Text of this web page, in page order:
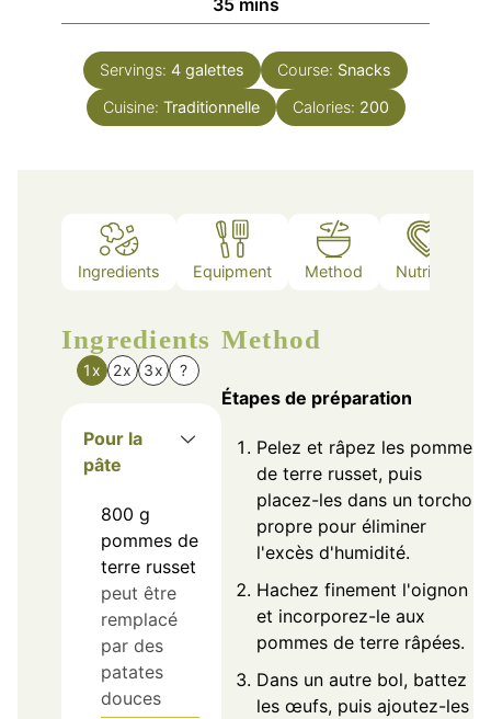
Servings: 4 galettes Course: Snacks
Cuisine: Traditionnelle Calories: 200
Ingredients Equipment Method Nutrition
Ingredients
1x 2x 3x ?
Pour la
pâte
800 g
pommes de
terre russet
peut être
remplacé
par des
patates
douces
Method
Étapes de préparation
Pelez et râpez les pommes
de terre russet, puis
placez-les dans un torchon
propre pour éliminer
l'excès d'humidité.
Hachez finement l'oignon
et incorporez-le aux
pommes de terre râpées.
Dans un autre bol, battez
les œufs, puis ajoutez-les